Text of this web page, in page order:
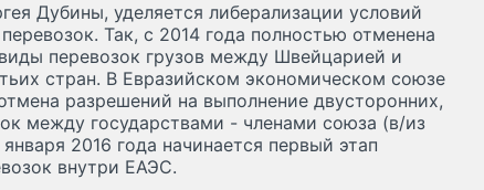
Дубины, уделяется либерализации условий
Так, с 2014 года полностью отменена
перевозок грузов между Швейцарией и
стран. В Евразийском экономическом союзе
разрешений на выполнение двусторонних,
между государствами - членами союза (в/из
2016 года начинается первый этап
внутри ЕАЭС.